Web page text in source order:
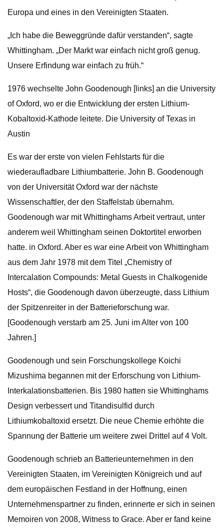
Europa und eines in den Vereinigten Staaten.
„Ich habe die Beweggründe dafür verstanden“, sagte
Whittingham. „Der Markt war einfach nicht groß genug.
Unsere Erfindung war einfach zu früh.“
1976 wechselte John Goodenough [links] an die University
of Oxford, wo er die Entwicklung der ersten Lithium-
Kobaltoxid-Kathode leitete. Die University of Texas in
Austin
Es war der erste von vielen Fehlstarts für die
wiederaufladbare Lithiumbatterie. John B. Goodenough
von der Universität Oxford war der nächste
Wissenschaftler, der den Staffelstab übernahm.
Goodenough war mit Whittinghams Arbeit vertraut, unter
anderem weil Whittingham seinen Doktortitel erworben
hatte. in Oxford. Aber es war eine Arbeit von Whittingham
aus dem Jahr 1978 mit dem Titel „Chemistry of
Intercalation Compounds: Metal Guests in Chalkogenide
Hosts“, die Goodenough davon überzeugte, dass Lithium
der Spitzenreiter in der Batterieforschung war.
[Goodenough verstarb am 25. Juni im Alter von 100
Jahren.]
Goodenough und sein Forschungskollege Koichi
Mizushima begannen mit der Erforschung von Lithium-
Interkalationsbatterien. Bis 1980 hatten sie Whittinghams
Design verbessert und Titandisulfid durch
Lithiumkobaltoxid ersetzt. Die neue Chemie erhöhte die
Spannung der Batterie um weitere zwei Drittel auf 4 Volt.
Goodenough schrieb an Batterieunternehmen in den
Vereinigten Staaten, im Vereinigten Königreich und auf
dem europäischen Festland in der Hoffnung, einen
Unternehmenspartner zu finden, erinnerte er sich in seinen
Memoiren von 2008, Witness to Grace. Aber er fand keine